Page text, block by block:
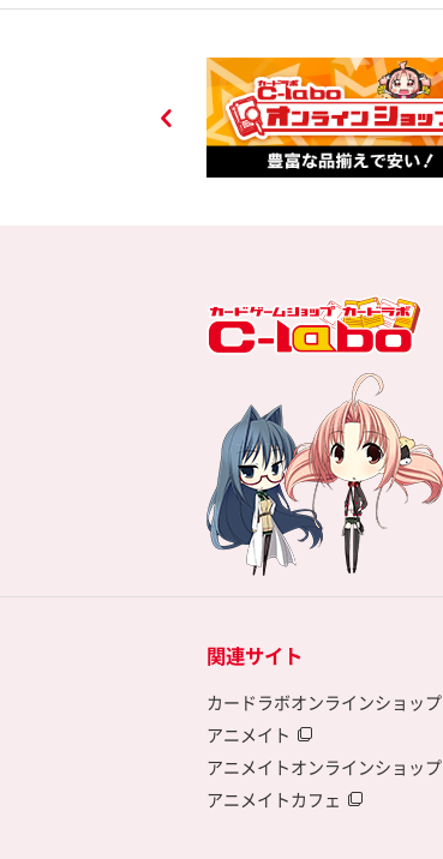
関連サイト
カードラボオンラインショップ
アニメイト
アニメイトオンラインショップ
アニメイトカフェ